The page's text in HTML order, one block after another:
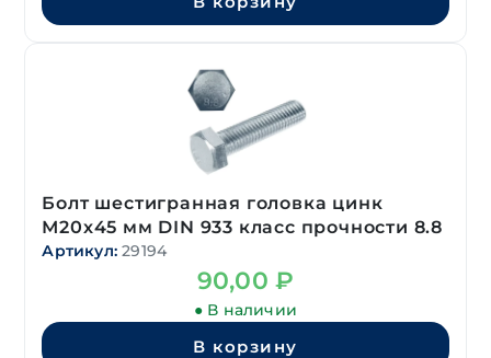
Болт шестигранная головка цинк
М20х45 мм DIN 933 класс прочности 8.8
Артикул: 29194
90,00 ₽
● В наличии
В корзину